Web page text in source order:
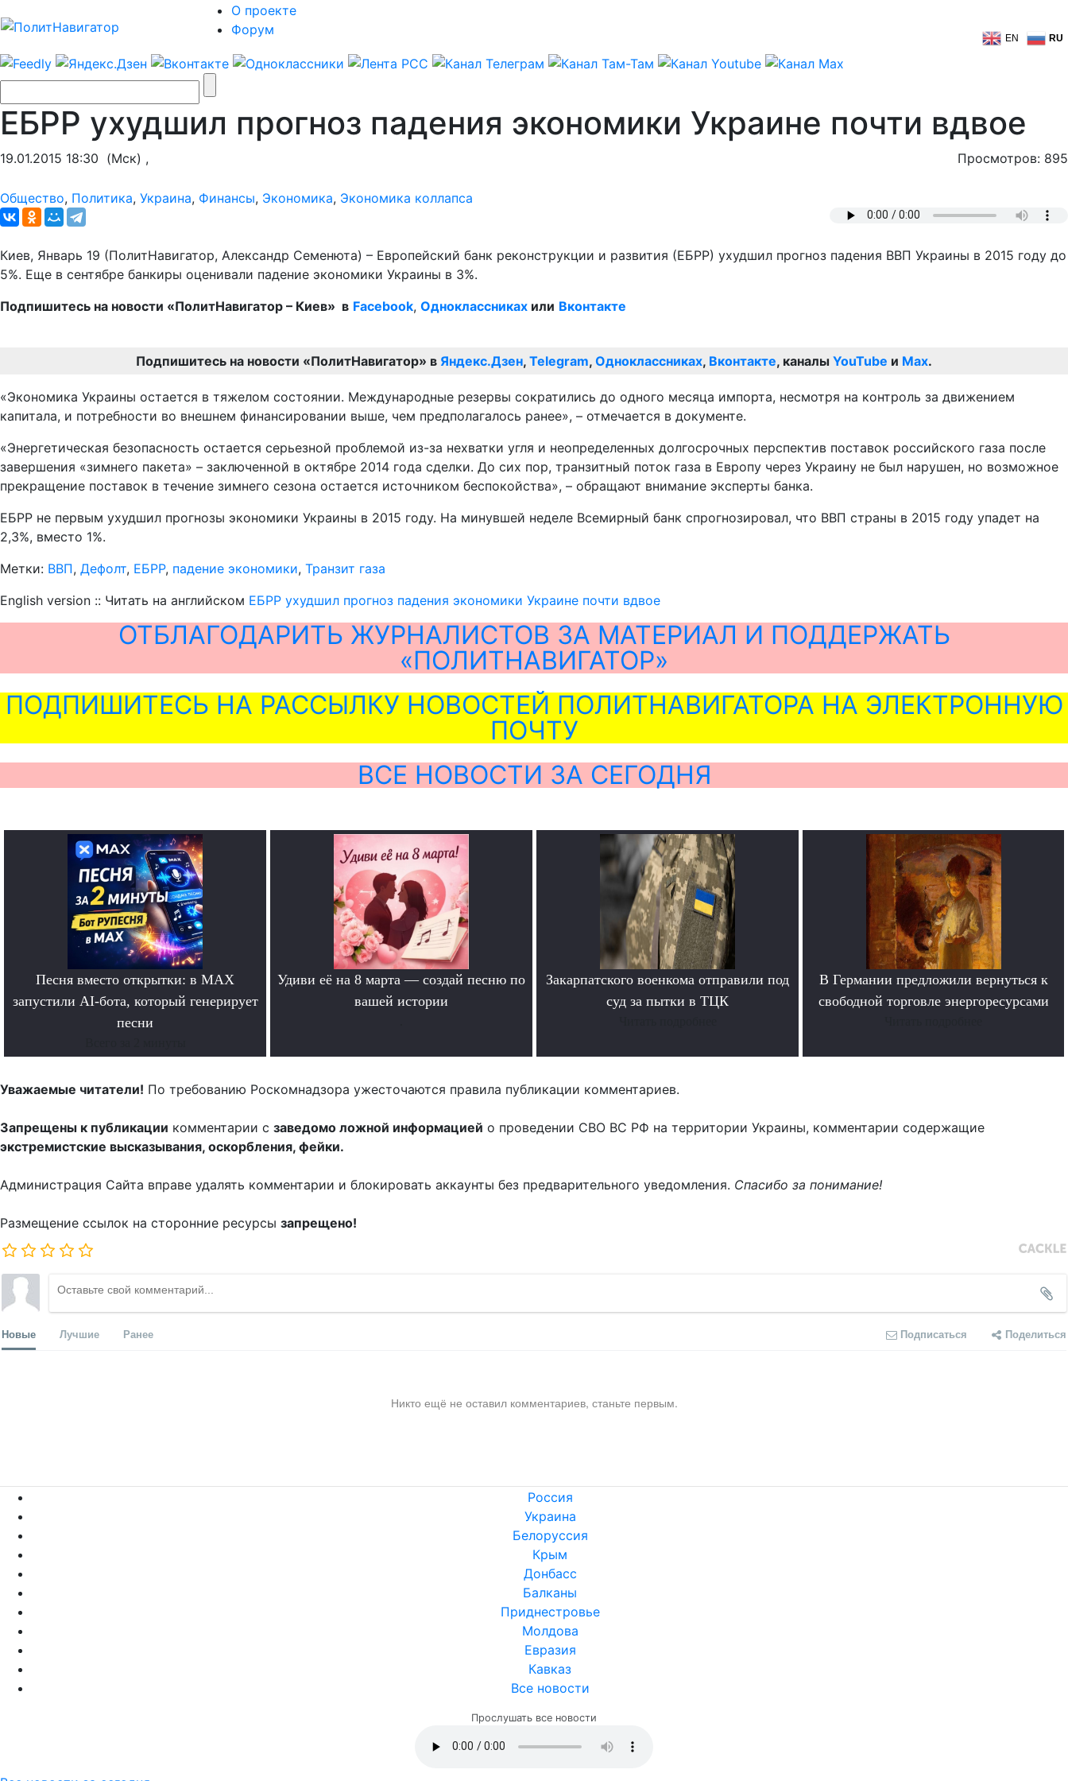
О проекте
Форум
EN RU
ЕБРР ухудшил прогноз падения экономики Украине почти вдвое
19.01.2015 18:30 (Мск) , Просмотров: 895
Общество, Политика, Украина, Финансы, Экономика, Экономика коллапса
Киев, Январь 19 (ПолитНавигатор, Александр Семенюта) – Европейский банк реконструкции и развития (ЕБРР) ухудшил прогноз падения ВВП Украины в 2015 году до
5%. Еще в сентябре банкиры оценивали падение экономики Украины в 3%.
Подпишитесь на новости «ПолитНавигатор – Киев» в Facebook, Одноклассниках или Вконтакте
Подпишитесь на новости «ПолитНавигатор» в Яндекс.Дзен, Telegram, Одноклассниках, Вконтакте, каналы YouTube и Max.
«Экономика Украины остается в тяжелом состоянии. Международные резервы сократились до одного месяца импорта, несмотря на контроль за движением
капитала, и потребности во внешнем финансировании выше, чем предполагалось ранее», – отмечается в документе.
«Энергетическая безопасность остается серьезной проблемой из-за нехватки угля и неопределенных долгосрочных перспектив поставок российского газа после
завершения «зимнего пакета» – заключенной в октябре 2014 года сделки. До сих пор, транзитный поток газа в Европу через Украину не был нарушен, но возможное
прекращение поставок в течение зимнего сезона остается источником беспокойства», – обращают внимание эксперты банка.
ЕБРР не первым ухудшил прогнозы экономики Украины в 2015 году. На минувшей неделе Всемирный банк спрогнозировал, что ВВП страны в 2015 году упадет на
2,3%, вместо 1%.
Метки: ВВП, Дефолт, ЕБРР, падение экономики, Транзит газа
English version :: Читать на английском ЕБРР ухудшил прогноз падения экономики Украине почти вдвое
ОТБЛАГОДАРИТЬ ЖУРНАЛИСТОВ ЗА МАТЕРИАЛ И ПОДДЕРЖАТЬ
«ПОЛИТНАВИГАТОР»
ПОДПИШИТЕСЬ НА РАССЫЛКУ НОВОСТЕЙ ПОЛИТНАВИГАТОРА НА ЭЛЕКТРОННУЮ
ПОЧТУ
ВСЕ НОВОСТИ ЗА СЕГОДНЯ
Песня вместо открытки: в MAX
запустили AI-бота, который генерирует
песни
Удиви её на 8 марта — создай песню по
вашей истории
Закарпатского военкома отправили под
суд за пытки в ТЦК
В Германии предложили вернуться к
свободной торговле энергоресурсами
Уважаемые читатели! По требованию Роскомнадзора ужесточаются правила публикации комментариев.
Запрещены к публикации комментарии с заведомо ложной информацией о проведении СВО ВС РФ на территории Украины, комментарии содержащие
экстремистские высказывания, оскорбления, фейки.
Администрация Сайта вправе удалять комментарии и блокировать аккаунты без предварительного уведомления. Спасибо за понимание!
Размещение ссылок на сторонние ресурсы запрещено!
Новые Лучшие Ранее Подписаться Поделиться
Никто ещё не оставил комментариев, станьте первым.
Россия
Украина
Белоруссия
Крым
Донбасс
Балканы
Приднестровье
Молдова
Евразия
Кавказ
Все новости
Прослушать все новости